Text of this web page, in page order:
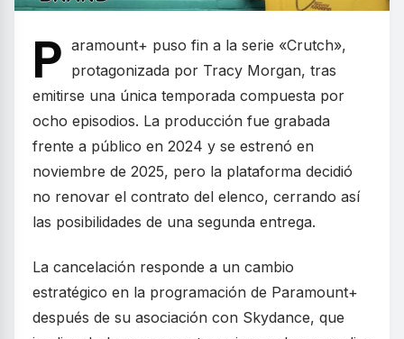
P aramount+ puso fin a la serie «Crutch»,
protagonizada por Tracy Morgan, tras
emitirse una única temporada compuesta por
ocho episodios. La producción fue grabada
frente a público en 2024 y se estrenó en
noviembre de 2025, pero la plataforma decidió
no renovar el contrato del elenco, cerrando así
las posibilidades de una segunda entrega.
La cancelación responde a un cambio
estratégico en la programación de Paramount+
después de su asociación con Skydance, que